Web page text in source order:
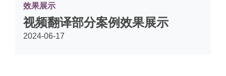
效果展示
视频翻译部分案例效果展示
2024-06-17